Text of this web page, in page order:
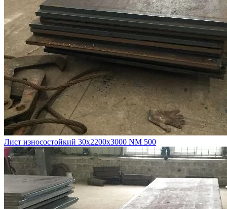
Лист износостойкий 30х2200х3000 NM 500